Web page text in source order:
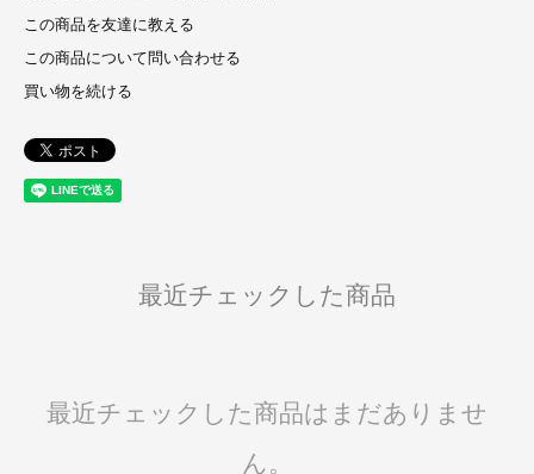
この商品を友達に教える
この商品について問い合わせる
買い物を続ける
最近チェックした商品
最近チェックした商品はまだありませ
ん。